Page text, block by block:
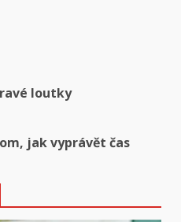
loutky
jak vyprávět čas